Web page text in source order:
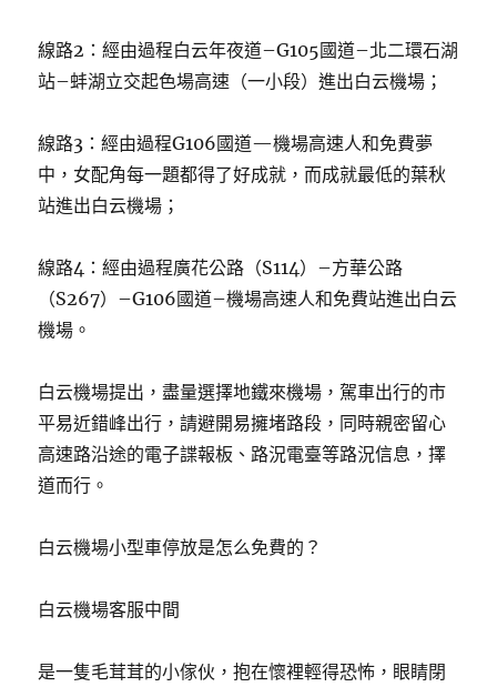
線路2：經由過程白云年夜道–G105國道–北二環石湖
站–蚌湖立交起色場高速（一小段）進出白云機場；
線路3：經由過程G106國道—機場高速人和免費夢
中，女配角每一題都得了好成就，而成就最低的葉秋
站進出白云機場；
線路4：經由過程廣花公路（S114）–方華公路
（S267）–G106國道–機場高速人和免費站進出白云
機場。
白云機場提出，盡量選擇地鐵來機場，駕車出行的市
平易近錯峰出行，請避開易擁堵路段，同時親密留心
高速路沿途的電子諜報板、路況電臺等路況信息，擇
道而行。
白云機場小型車停放是怎么免費的？
白云機場客服中間
是一隻毛茸茸的小傢伙，抱在懷裡輕得恐怖，眼睛閉